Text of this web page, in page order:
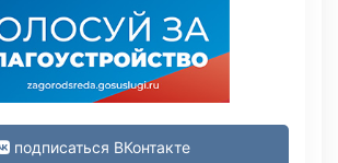
подписаться ВКонтакте